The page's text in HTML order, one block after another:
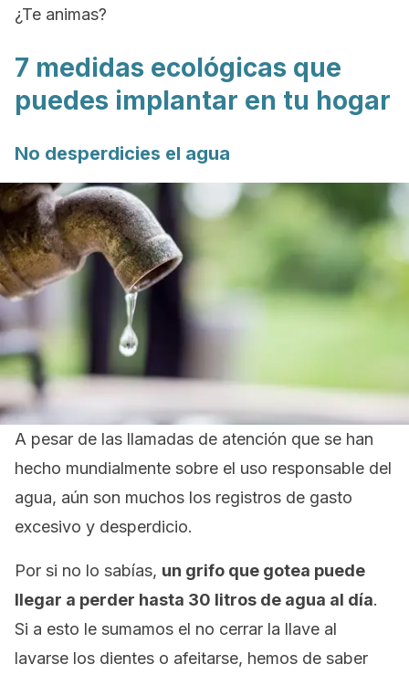
¿Te animas?
7 medidas ecológicas que
puedes implantar en tu hogar
No desperdicies el agua
A pesar de las llamadas de atención que se han
hecho mundialmente sobre el uso responsable del
agua, aún son muchos los registros de gasto
excesivo y desperdicio.
Por si no lo sabías, un grifo que gotea puede
llegar a perder hasta 30 litros de agua al día.
Si a esto le sumamos el no cerrar la llave al
lavarse los dientes o afeitarse, hemos de saber